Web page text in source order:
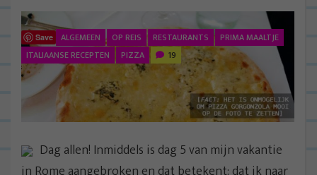
Save ALGEMEEN OP REIS RESTAURANTS
PRIMA MAALTJE
ITALIAANSE RECEPTEN
PIZZA 19
Dag allen! Inmiddels is dag 5 van mijn vakantie